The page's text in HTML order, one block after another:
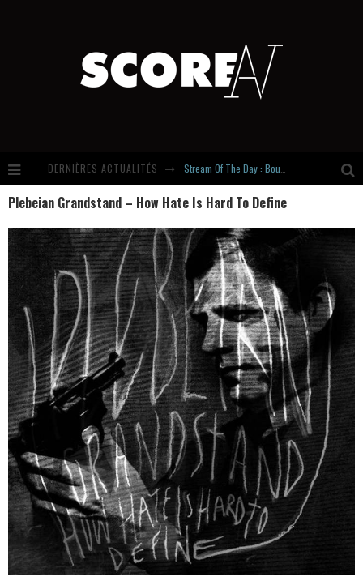
DERNIÈRES ACTUALITÉS
Russian Circles share « Empath » & « Eluvial » singles. Same Language. Different Damage.
Hardcore, Actually. Meet Cút Lộn
Plebeian Grandstand – How Hate Is Hard To Define